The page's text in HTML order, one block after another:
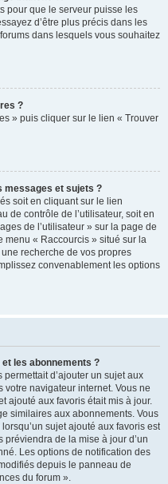
pour que le serveur puisse les
d’être plus précis dans les
dans lesquels vous souhaitez
?
» puis cliquer sur le lien « Trouver
messages et sujets ?
soit en cliquant sur le lien
de contrôle de l’utilisateur, soit en
de l’utilisateur » sur la page de
menu « Raccourcis » situé sur la
recherche de vos propres
convenablement les options
les abonnements ?
d’ajouter un sujet aux
navigateur internet. Vous ne
ajouté aux favoris était mis à jour.
similaires aux abonnements. Vous
sujet ajouté aux favoris est
préviendra de la mise à jour d’un
Les options de notification des
depuis le panneau de
du forum ».